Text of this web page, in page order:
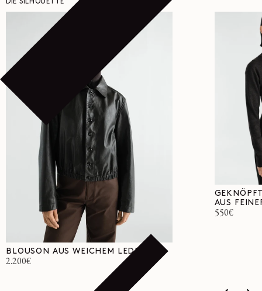
DIE SILHOUETTE
BLOUSON AUS WEICHEM LEDER
Normaler
2.200€
AUS
Normaler
550€